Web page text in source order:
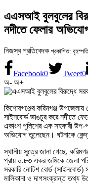
এএসআই বুলবুলের
নদীতে ফেলার
নিজস্ব প্রতিবেদক প্রকাশিত:
Facebook0 Tweet0
অ- অ+
কিশোরগঞ্জের করিমগঞ্জ উপজেলায়
সাইনবোর্ড ভাঙচুর করে নদীতে
একাংশ পুলিশের এক সহকারী উপ-
অভিযোগ তুলেছেন। ঘটনাকে
স্থানীয় সূত্রে জানা গেছে,
প্রায় ০.৮৩ একর জমিকে জেলা
সরকারি নোটিশ বোর্ড (সাইনবোর্ড)
মালিকানা ও দাগসংক্রান্ত তথ্য